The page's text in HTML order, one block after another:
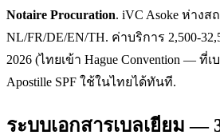
Notaire Procuration. iVC Asoke ห่างส
NL/FR/DE/EN/TH. ค่าบริการ 2,500-
2026 (ไทยเข้า Hague Convention — ที่
Apostille SPF ใช้ในไทยได้ทันที.
ระบบเอกสารเบลเยียม —